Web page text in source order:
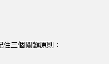
三個關鍵原則：